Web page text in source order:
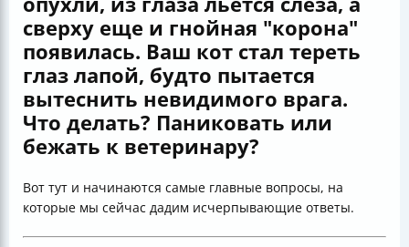
сверху еще и гнойная "корона"
появилась. Ваш кот стал тереть
глаз лапой, будто пытается
вытеснить невидимого врага.
Что делать? Паниковать или
бежать к ветеринару?
Вот тут и начинаются самые главные вопросы, на
которые мы сейчас дадим исчерпывающие ответы.